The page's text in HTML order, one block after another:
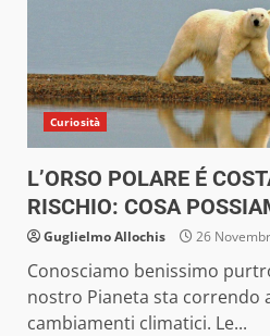
Curiosità
L’ORSO POLARE É
RISCHIO: COSA
Guglielmo Allochis 26
Conosciamo benissimo
nostro Pianeta sta correndo
cambiamenti climatici. Le...